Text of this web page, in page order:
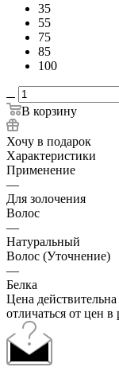
35
55
75
85
100
В корзину
Хочу в подарок
Характеристики
Применение
—
Для золочения
Волос
—
Натуральный
Волос (Уточнение)
—
Белка
Цена
отличаться от цен